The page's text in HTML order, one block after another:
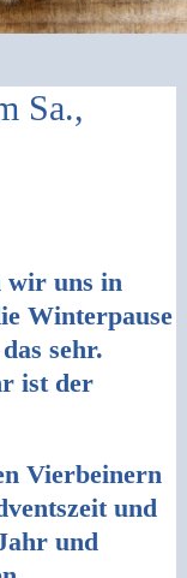
Sa.,
wir uns in
Winterpause
sehr.
ist der
Vierbeinern
und
und